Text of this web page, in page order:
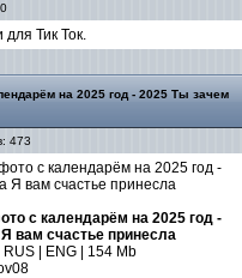
Тик Ток.
на 2025 год - 2025 Ты зачем
473
с календарём на 2025 год -
вам счастье принесла
| ENG | 154 Mb